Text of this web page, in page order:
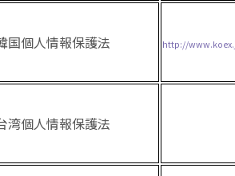
国個人情報保護法 http://
湾個人情報保護法